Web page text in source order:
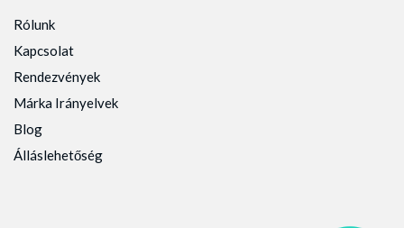
Rólunk
Kapcsolat
Rendezvények
Márka Irányelvek
Blog
Álláslehetőség